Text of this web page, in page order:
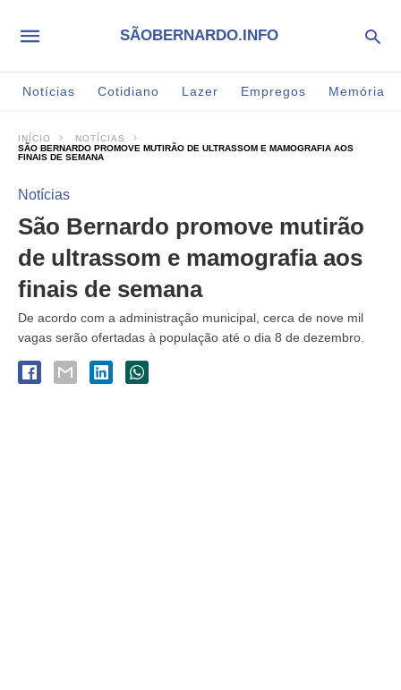
SÃOBERNARDO.INFO
Notícias Cotidiano Lazer Empregos Memória
INÍCIO
NOTÍCIAS
SÃO BERNARDO PROMOVE MUTIRÃO DE ULTRASSOM E MAMOGRAFIA AOS
FINAIS DE SEMANA
Notícias
São Bernardo promove mutirão
de ultrassom e mamografia aos
finais de semana
De acordo com a administração municipal, cerca de nove mil
vagas serão ofertadas à população até o dia 8 de dezembro.